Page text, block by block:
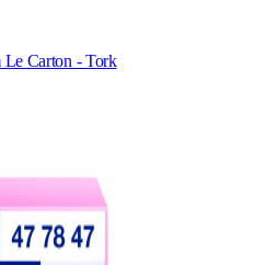
Le Carton - Tork